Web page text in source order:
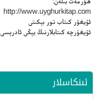
http://www.uyghurkitap.com
ئۇيغۇر كىتاب تور بېكىتى
ئۇيغۇرچە كىتابلارنىڭ يېڭى ئادرېسى
ئىنكاسلار